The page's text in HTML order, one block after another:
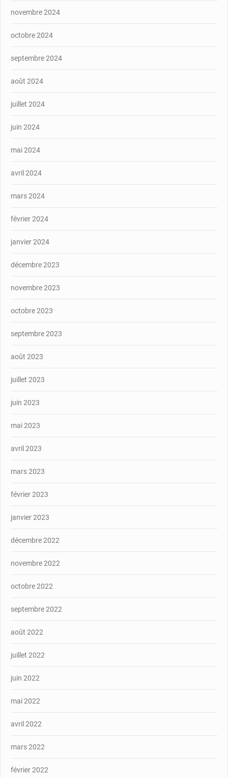
novembre 2024
octobre 2024
septembre 2024
août 2024
juillet 2024
juin 2024
mai 2024
avril 2024
mars 2024
février 2024
janvier 2024
décembre 2023
novembre 2023
octobre 2023
septembre 2023
août 2023
juillet 2023
juin 2023
mai 2023
avril 2023
mars 2023
février 2023
janvier 2023
décembre 2022
novembre 2022
octobre 2022
septembre 2022
août 2022
juillet 2022
juin 2022
mai 2022
avril 2022
mars 2022
février 2022